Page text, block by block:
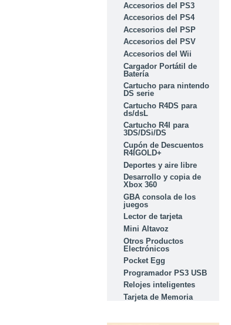
Accesorios del PS3
Accesorios del PS4
Accesorios del PSP
Accesorios del PSV
Accesorios del Wii
Cargador Portátil de
Batería
Cartucho para nintendo
DS serie
Cartucho R4DS para
ds/dsL
Cartucho R4I para
3DS/DSi/DS
Cupón de Descuentos
R4IGOLD+
Deportes y aire libre
Desarrollo y copia de
Xbox 360
GBA consola de los
juegos
Lector de tarjeta
Mini Altavoz
Otros Productos
Electrónicos
Pocket Egg
Programador PS3 USB
Relojes inteligentes
Tarjeta de Memoria